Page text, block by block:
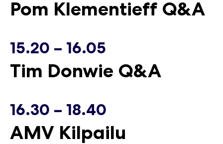
Pom Klementieff Q&A
15.20 – 16.05
Tim Donwie Q&A
16.30 – 18.40
AMV Kilpailu